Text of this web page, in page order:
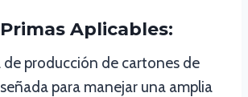
Aplicables:
de producción de cartones de
para manejar una amplia